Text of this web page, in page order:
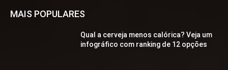
MAIS POPULARES
Qual a cerveja menos calórica? Veja um
infográfico com ranking de 12 opções